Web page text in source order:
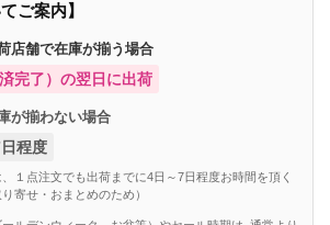
ご案内】
店舗で在庫が揃う場合
完了）の翌日に出荷
が揃わない場合
程度
１点注文でも出荷までに4日～7日程度お時間を頂く
寄せ・おまとめのため）